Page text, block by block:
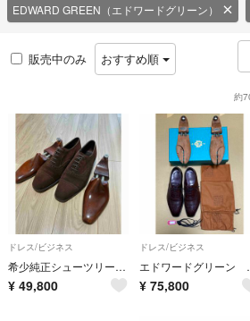
EDWARD GREEN（エドワードグリーン）
販売中のみ おすすめ順
約
ドレス/ビジネス
希少純正シューツリー付 エドワードグリーン ラルフローレン別注 9
¥ 49,800
ドレス/ビジネス
エド
¥ 75,800